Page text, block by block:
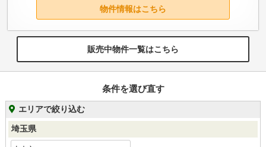
物件情報はこちら
販売中物件一覧はこちら
条件を選び直す
エリアで絞り込む
埼玉県